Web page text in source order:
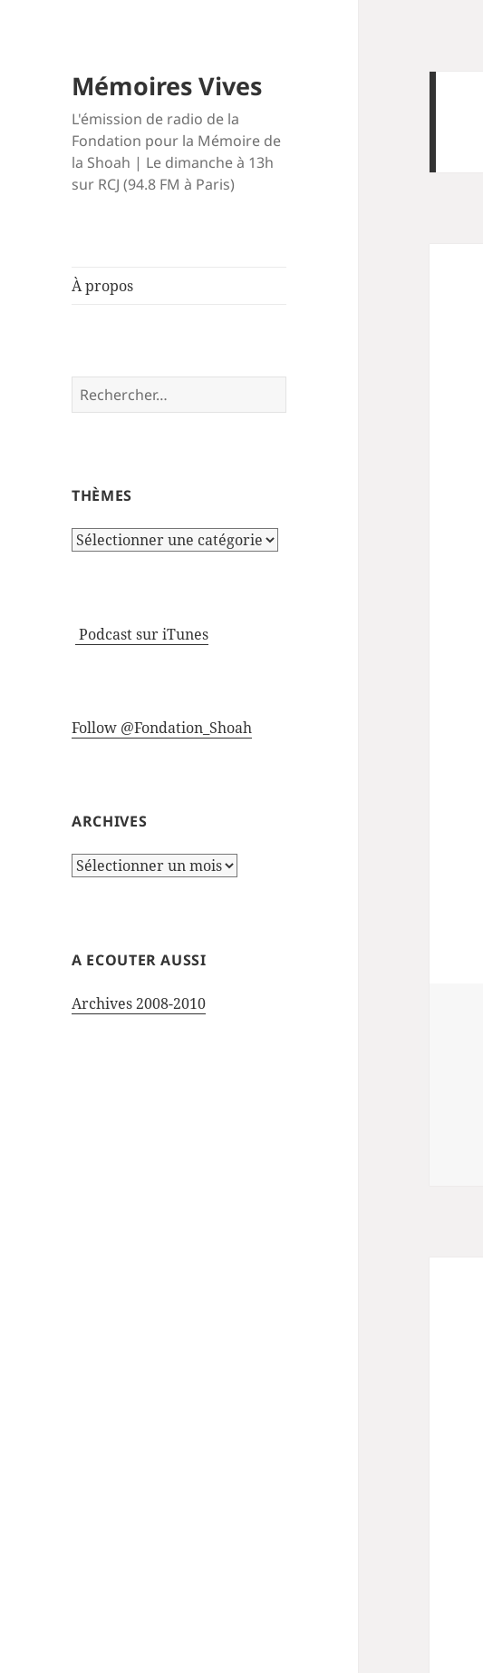
Mémoires Vives
L'émission de radio de la
Fondation pour la Mémoire de
la Shoah | Le dimanche à 13h
sur RCJ (94.8 FM à Paris)
À propos
Rechercher :
THÈMES
Thèmes
Podcast sur iTunes
Follow @Fondation_Shoah
ARCHIVES
Archives
A ECOUTER AUSSI
Archives 2008-2010